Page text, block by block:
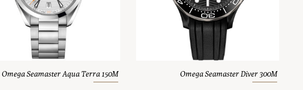
Omega Seamaster Aqua Terra 150M Omega Seamaster Diver 300M